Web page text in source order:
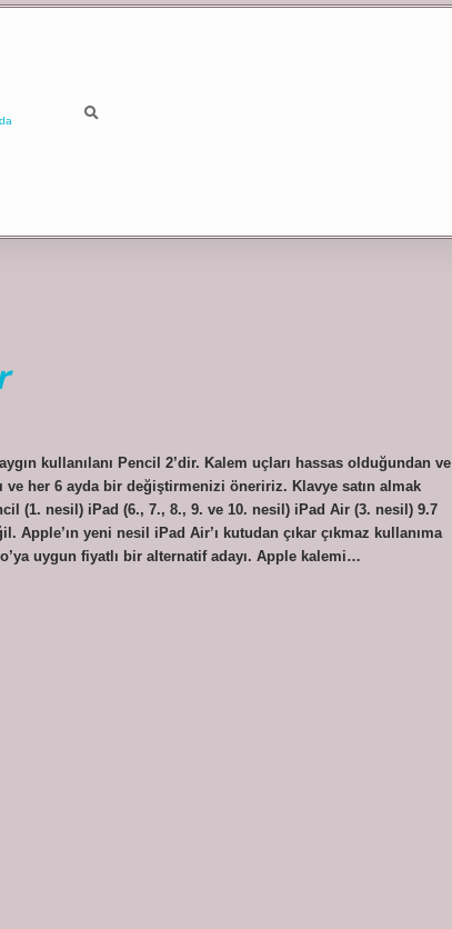
kullanılanı Pencil 2’dir. Kalem uçları hassas olduğundan ve
ve her 6 ayda bir değiştirmenizi öneririz. Klavye satın almak
(1. nesil) iPad (6., 7., 8., 9. ve 10. nesil) iPad Air (3. nesil) 9.7
yeni nesil iPad Air’ı kutudan çıkar çıkmaz kullanıma
uygun fiyatlı bir alternatif adayı. Apple kalemi…